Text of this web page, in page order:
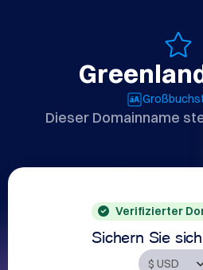
Dieser Domainname
Verifizierter
Sichern Sie